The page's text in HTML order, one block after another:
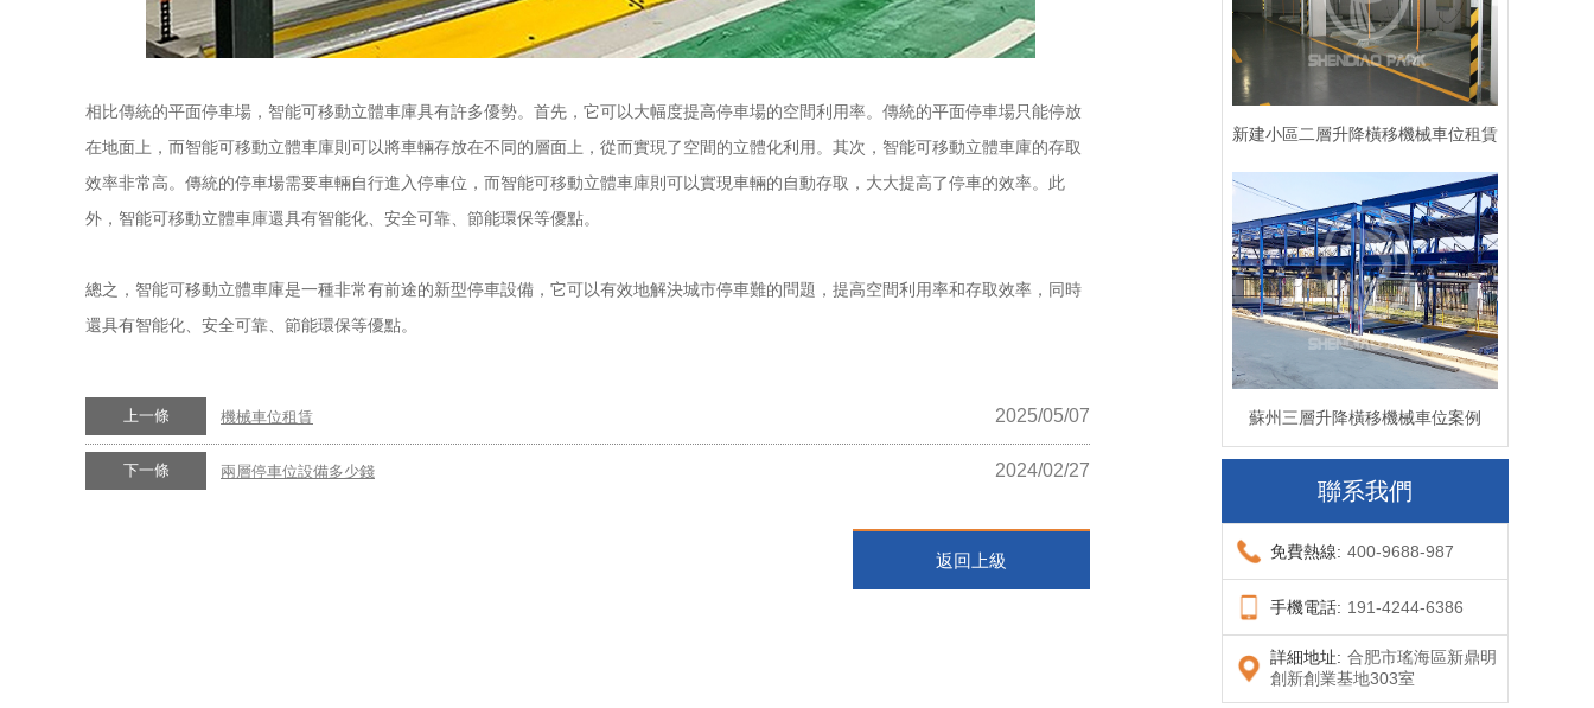
新建小區二層升降橫移機械車位租賃
蘇州三層升降橫移機械車位案例
聯系我們
免費熱線: 400-9688-987
手機電話: 191-4244-6386
詳細地址: 合肥市瑤海區新鼎明
創新創業基地303室
相比傳統的平面停車場，智能可移動立體車庫具有許多優勢。首先，它可以大幅度提高停車場的空間利用率。傳統的平面停車場只能停放
在地面上，而智能可移動立體車庫則可以將車輛存放在不同的層面上，從而實現了空間的立體化利用。其次，智能可移動立體車庫的存取
效率非常高。傳統的停車場需要車輛自行進入停車位，而智能可移動立體車庫則可以實現車輛的自動存取，大大提高了停車的效率。此
外，智能可移動立體車庫還具有智能化、安全可靠、節能環保等優點。
總之，智能可移動立體車庫是一種非常有前途的新型停車設備，它可以有效地解決城市停車難的問題，提高空間利用率和存取效率，同時
還具有智能化、安全可靠、節能環保等優點。
2025/05/07
上一條 機械車位租賃
2024/02/27
下一條 兩層停車位設備多少錢
返回上級